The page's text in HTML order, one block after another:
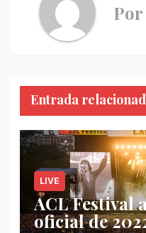
Por
Entrada
LIVE
ACL Festival
oficial de